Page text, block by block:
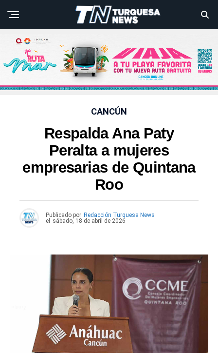
CANCÚN
Respalda Ana Paty
Peralta a mujeres
empresarias de Quintana
Roo
Publicado por Redacción Turquesa News
el
sábado, 18 de abril de 2026